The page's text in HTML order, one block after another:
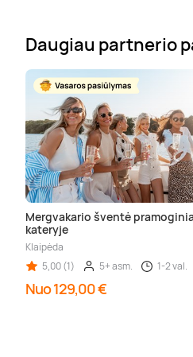
Daugiau partnerio
Mergvakario šventė
kateryje
Klaipėda
5,00 (1)
5+ asm. 1-2 val.
Nuo 129,00 €